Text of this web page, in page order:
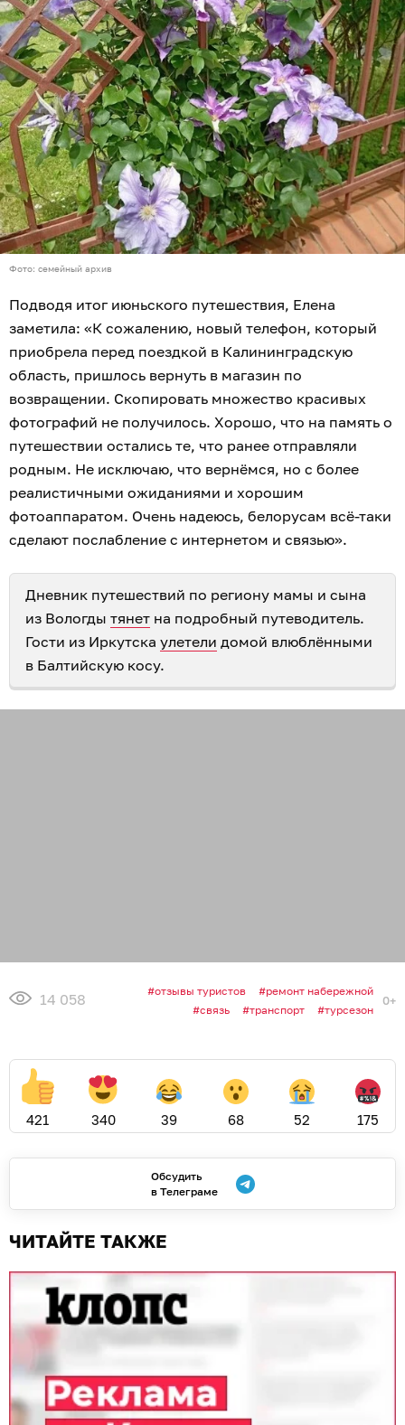
Фото: семейный архив
Подводя итог июньского путешествия, Елена
заметила: «К сожалению, новый телефон, который
приобрела перед поездкой в Калининградскую
область, пришлось вернуть в магазин по
возвращении. Скопировать множество красивых
фотографий не получилось. Хорошо, что на память о
путешествии остались те, что ранее отправляли
родным. Не исключаю, что вернёмся, но с более
реалистичными ожиданиями и хорошим
фотоаппаратом. Очень надеюсь, белорусам всё-таки
сделают послабление с интернетом и связью».
Дневник путешествий по региону мамы и сына
из Вологды тянет на подробный путеводитель.
Гости из Иркутска улетели домой влюблёнными
в Балтийскую косу.
14 058 отзывы туристов
ремонт набережной
связь
транспорт турсезон
0+
421 340 39 68 52 175
Обсудить
в Телеграме
ЧИТАЙТЕ ТАКЖЕ